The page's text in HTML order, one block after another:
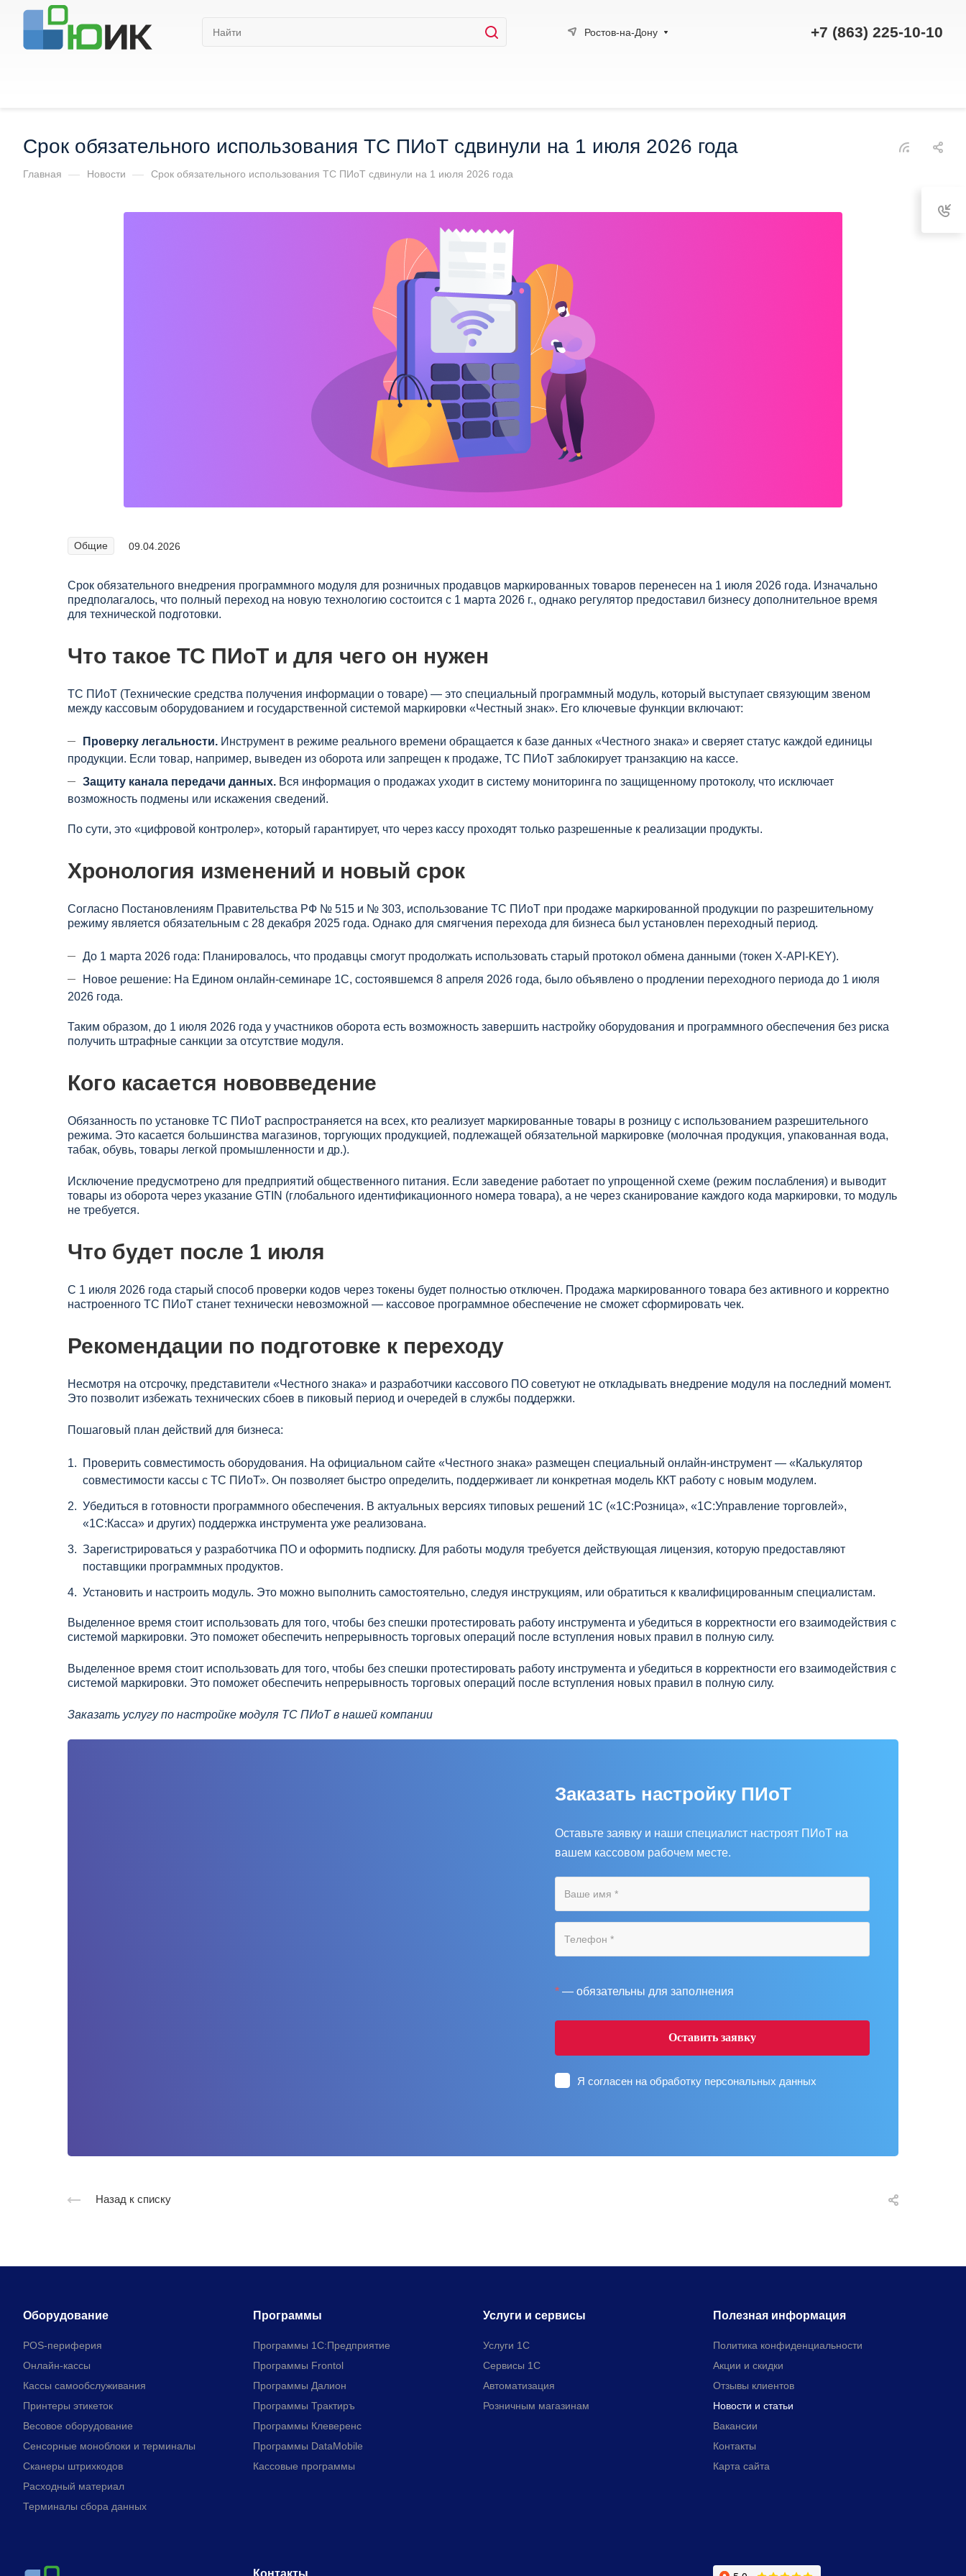
Ростов-на-Дону +7 (863) 225-10-10
Срок обязательного использования ТС ПИоТ сдвинули на 1 июля 2026 года
Главная — Новости — Срок обязательного использования ТС ПИоТ сдвинули на 1 июля 2026 года
Общие 09.04.2026
Срок обязательного внедрения программного модуля для розничных продавцов маркированных товаров перенесен на 1 июля 2026 года. Изначально
предполагалось, что полный переход на новую технологию состоится с 1 марта 2026 г., однако регулятор предоставил бизнесу дополнительное время
для технической подготовки.
Что такое ТС ПИоТ и для чего он нужен
ТС ПИоТ (Технические средства получения информации о товаре) — это специальный программный модуль, который выступает связующим звеном
между кассовым оборудованием и государственной системой маркировки «Честный знак». Его ключевые функции включают:
Проверку легальности. Инструмент в режиме реального времени обращается к базе данных «Честного знака» и сверяет статус каждой единицы
продукции. Если товар, например, выведен из оборота или запрещен к продаже, ТС ПИоТ заблокирует транзакцию на кассе.
Защиту канала передачи данных. Вся информация о продажах уходит в систему мониторинга по защищенному протоколу, что исключает
возможность подмены или искажения сведений.
По сути, это «цифровой контролер», который гарантирует, что через кассу проходят только разрешенные к реализации продукты.
Хронология изменений и новый срок
Согласно Постановлениям Правительства РФ № 515 и № 303, использование ТС ПИоТ при продаже маркированной продукции по разрешительному
режиму является обязательным с 28 декабря 2025 года. Однако для смягчения перехода для бизнеса был установлен переходный период.
До 1 марта 2026 года: Планировалось, что продавцы смогут продолжать использовать старый протокол обмена данными (токен X-API-KEY).
Новое решение: На Едином онлайн-семинаре 1С, состоявшемся 8 апреля 2026 года, было объявлено о продлении переходного периода до 1 июля
2026 года.
Таким образом, до 1 июля 2026 года у участников оборота есть возможность завершить настройку оборудования и программного обеспечения без риска
получить штрафные санкции за отсутствие модуля.
Кого касается нововведение
Обязанность по установке ТС ПИоТ распространяется на всех, кто реализует маркированные товары в розницу с использованием разрешительного
режима. Это касается большинства магазинов, торгующих продукцией, подлежащей обязательной маркировке (молочная продукция, упакованная вода,
табак, обувь, товары легкой промышленности и др.).
Исключение предусмотрено для предприятий общественного питания. Если заведение работает по упрощенной схеме (режим послабления) и выводит
товары из оборота через указание GTIN (глобального идентификационного номера товара), а не через сканирование каждого кода маркировки, то модуль
не требуется.
Что будет после 1 июля
С 1 июля 2026 года старый способ проверки кодов через токены будет полностью отключен. Продажа маркированного товара без активного и корректно
настроенного ТС ПИоТ станет технически невозможной — кассовое программное обеспечение не сможет сформировать чек.
Рекомендации по подготовке к переходу
Несмотря на отсрочку, представители «Честного знака» и разработчики кассового ПО советуют не откладывать внедрение модуля на последний момент.
Это позволит избежать технических сбоев в пиковый период и очередей в службы поддержки.
Пошаговый план действий для бизнеса:
Проверить совместимость оборудования. На официальном сайте «Честного знака» размещен специальный онлайн-инструмент — «Калькулятор
совместимости кассы с ТС ПИоТ». Он позволяет быстро определить, поддерживает ли конкретная модель ККТ работу с новым модулем.
Убедиться в готовности программного обеспечения. В актуальных версиях типовых решений 1С («1С:Розница», «1С:Управление торговлей»,
«1С:Касса» и других) поддержка инструмента уже реализована.
Зарегистрироваться у разработчика ПО и оформить подписку. Для работы модуля требуется действующая лицензия, которую предоставляют
поставщики программных продуктов.
Установить и настроить модуль. Это можно выполнить самостоятельно, следуя инструкциям, или обратиться к квалифицированным специалистам.
Выделенное время стоит использовать для того, чтобы без спешки протестировать работу инструмента и убедиться в корректности его взаимодействия с
системой маркировки. Это поможет обеспечить непрерывность торговых операций после вступления новых правил в полную силу.
Выделенное время стоит использовать для того, чтобы без спешки протестировать работу инструмента и убедиться в корректности его взаимодействия с
системой маркировки. Это поможет обеспечить непрерывность торговых операций после вступления новых правил в полную силу.
Заказать услугу по настройке модуля ТС ПИоТ в нашей компании
Заказать настройку ПИоТ
Оставьте заявку и наши специалист настроят ПИоТ на
вашем кассовом рабочем месте.
* — обязательны для заполнения
Я согласен на обработку персональных данных
Назад к списку
Оборудование
POS-периферия
Онлайн-кассы
Кассы самообслуживания
Принтеры этикеток
Весовое оборудование
Сенсорные моноблоки и терминалы
Сканеры штрихкодов
Расходный материал
Терминалы сбора данных
Программы
Программы 1С:Предприятие
Программы Frontol
Программы Далион
Программы Трактиръ
Программы Клеверенс
Программы DataMobile
Кассовые программы
Услуги и сервисы
Услуги 1С
Сервисы 1С
Автоматизация
Розничным магазинам
Полезная информация
Политика конфиденциальности
Акции и скидки
Отзывы клиентов
Новости и статьи
Вакансии
Контакты
Карта сайта